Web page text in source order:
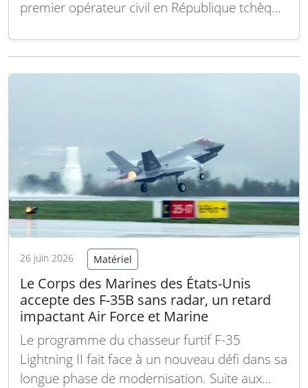
premier opérateur civil en République tchèque
la formation aéronautique. LOM PRAHA,
26 juin 2026 Matériel
Le Corps des Marines des États-Unis
accepte des F-35B sans radar, un retard
impactant Air Force et Marine
Le programme du chasseur furtif F-35
Lightning II fait face à un nouveau défi dans sa
longue phase de modernisation. Suite aux